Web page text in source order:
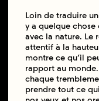
Loin de traduire
y a quelque chose
avec la nature. Le
attentif à la
montre ce qu’il
rapport au
chaque
prendre tout ce